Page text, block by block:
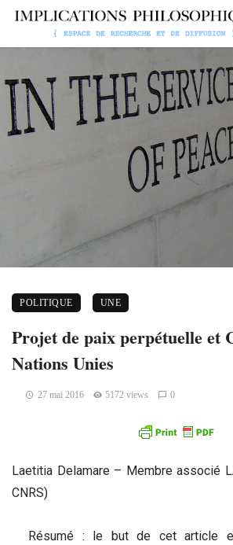
POLITIQUE UNE
Projet de paix perpétuelle et
Nations Unies
27 mai 2016 5172 views 0
Laetitia Delamare – Membre associé
CNRS)
Résumé : le but de cet article